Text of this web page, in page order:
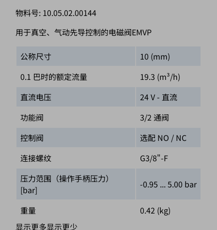
物料号: 10.05.02.00144
用于真空、气动先导控制的电磁阀EMVP
公称尺寸
10 (mm)
0.1 巴时的额定流量
19.3 (m³/h)
直流电压
24 V - 直流
功能阀
3/2 通阀
控制阀
选配 NO / NC
连接螺纹
G3/8"-F
压力范围（操作手柄压力）
[bar]
-0.95 ... 5.00 bar
重量
0.42 (kg)
显示更多显示更少